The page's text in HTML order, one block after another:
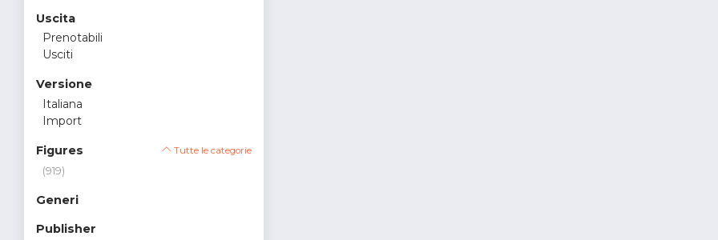
Uscita
Prenotabili
Usciti
Versione
Italiana
Import
Figures Tutte le categorie
(919)
Generi
Publisher